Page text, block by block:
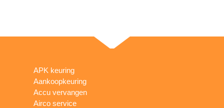
APK keuring
Aankoopkeuring
Accu vervangen
Airco service